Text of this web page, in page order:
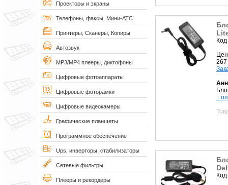
Проекторы и экраны
Телефоны, факсы, Мини-АТС
Принтеры, Сканеры, Копиры
Автозвук
MP3/MP4 плееры, диктофоны
Цифровые фотоаппараты
Цифровые фоторамки
Цифровые видеокамеры
Графические планшеты
Программное обеспечение
Ups, инверторы, стабилизаторы
Сетевые фильтры
Плееры и рекордеры